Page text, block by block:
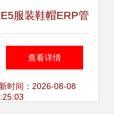
E5服装鞋帽ERP管
理软件 赋能时尚产
业，智领销售新未
查看详情
时间：2026-08-08